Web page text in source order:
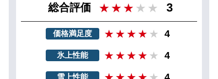
総合評価 3
価格満足度 4
氷上性能 4
雪上性能